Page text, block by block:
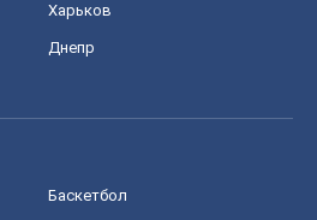
Харьков
Днепр
Баскетбол